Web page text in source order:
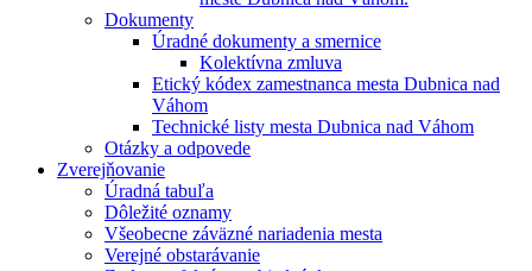
Dokumenty
Úradné dokumenty a smernice
Kolektívna zmluva
Etický kódex zamestnanca mesta Dubnica nad
Váhom
Technické listy mesta Dubnica nad Váhom
Otázky a odpovede
Zverejňovanie
Úradná tabuľa
Dôležité oznamy
Všeobecne záväzné nariadenia mesta
Verejné obstarávanie